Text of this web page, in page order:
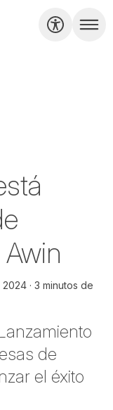
2024
3 minutos de
de
el éxito